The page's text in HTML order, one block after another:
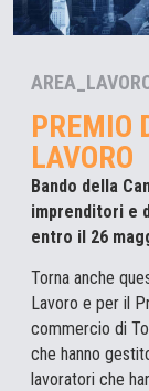
PREMIO
LAVORO
Bando della
imprenditori e
entro il 26
Torna anche
Lavoro e per il
commercio di
che hanno
lavoratori che